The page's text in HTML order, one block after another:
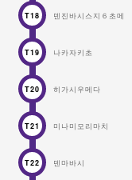
T18 덴진바시스지６초메
T19 나카자키초
T20 히가시우메다
T21 미나미모리마치
T22 덴마바시